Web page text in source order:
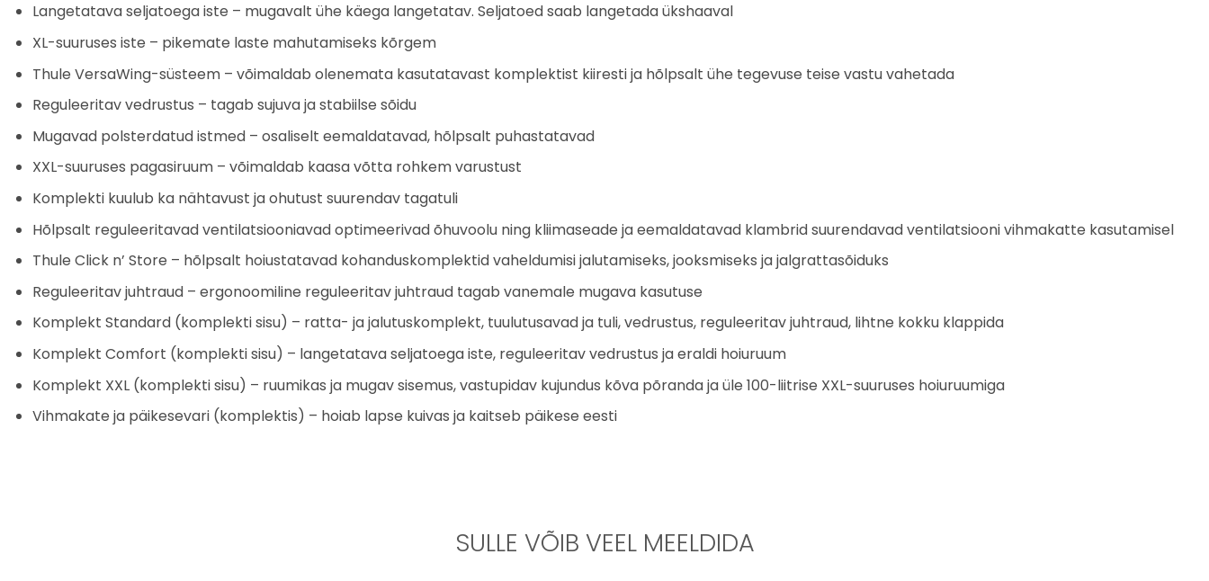
Langetatava seljatoega iste – mugavalt ühe käega langetatav. Seljatoed saab langetada ükshaaval
XL-suuruses iste – pikemate laste mahutamiseks kõrgem
Thule VersaWing-süsteem – võimaldab olenemata kasutatavast komplektist kiiresti ja hõlpsalt ühe tegevuse teise vastu vahetada
Reguleeritav vedrustus – tagab sujuva ja stabiilse sõidu
Mugavad polsterdatud istmed – osaliselt eemaldatavad, hõlpsalt puhastatavad
XXL-suuruses pagasiruum – võimaldab kaasa võtta rohkem varustust
Komplekti kuulub ka nähtavust ja ohutust suurendav tagatuli
Hõlpsalt reguleeritavad ventilatsiooniavad optimeerivad õhuvoolu ning kliimaseade ja eemaldatavad klambrid suurendavad ventilatsiooni vihmakatte kasutamisel
Thule Click n’ Store – hõlpsalt hoiustatavad kohanduskomplektid vaheldumisi jalutamiseks, jooksmiseks ja jalgrattasõiduks
Reguleeritav juhtraud – ergonoomiline reguleeritav juhtraud tagab vanemale mugava kasutuse
Komplekt Standard (komplekti sisu) – ratta- ja jalutuskomplekt, tuulutusavad ja tuli, vedrustus, reguleeritav juhtraud, lihtne kokku klappida
Komplekt Comfort (komplekti sisu) – langetatava seljatoega iste, reguleeritav vedrustus ja eraldi hoiuruum
Komplekt XXL (komplekti sisu) – ruumikas ja mugav sisemus, vastupidav kujundus kõva põranda ja üle 100-liitrise XXL-suuruses hoiuruumiga
Vihmakate ja päikesevari (komplektis) – hoiab lapse kuivas ja kaitseb päikese eesti
SULLE VÕIB VEEL MEELDIDA